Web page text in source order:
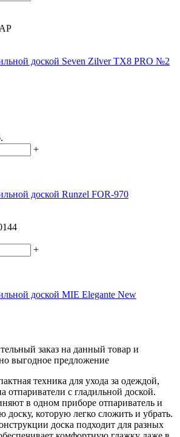
доской Seven Zilver ТX8 PRO №2
+
доской Runzel FOR-970
+
доской MIE Elegante New
заказ на данный товар и
выгодное предложение
техника для ухода за одеждой,
отпариватели с гладильной доской.
в одном приборе отпариватель и
доску, которую легко сложить и убрать.
доска подходит для разных